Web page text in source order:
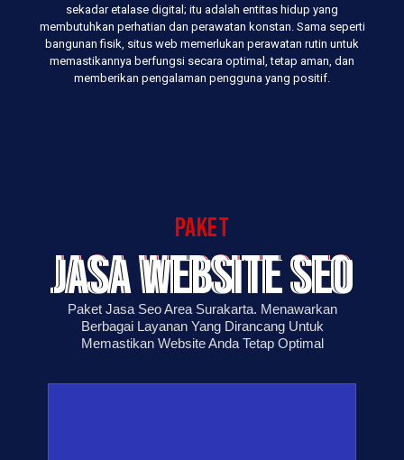
sekadar etalase digital; itu adalah entitas hidup yang
membutuhkan perhatian dan perawatan konstan. Sama seperti
bangunan fisik, situs web memerlukan perawatan rutin untuk
memastikannya berfungsi secara optimal, tetap aman, dan
memberikan pengalaman pengguna yang positif.
paket
jasa website seo
Paket Jasa Seo Area Surakarta. Menawarkan
Berbagai Layanan Yang Dirancang Untuk
Memastikan Website Anda Tetap Optimal